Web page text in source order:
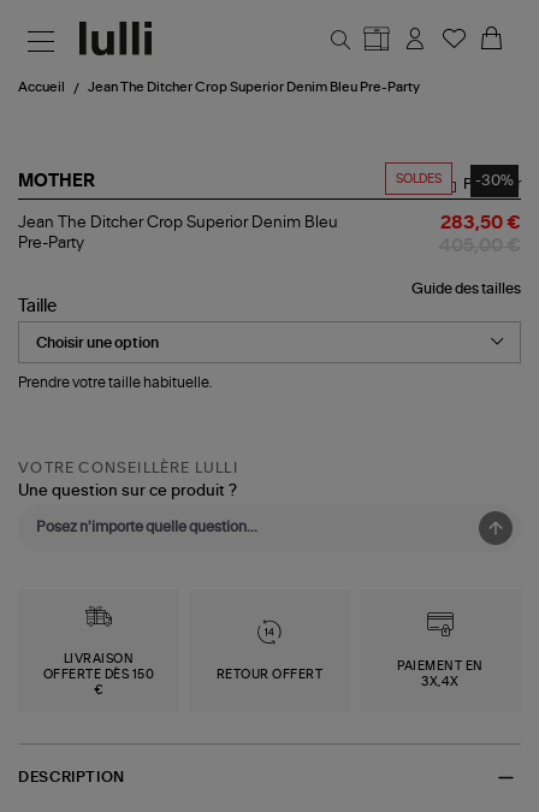
Accueil Jean The Ditcher Crop Superior Denim Bleu Pre-Party
SOLDES -30%
MOTHER
Jean
The
Ditcher
Superior
Denim
Bleu
Pre-
Partager
Jean The Ditcher Crop Superior Denim Bleu
Pre-Party
283,50 €
Guide des tailles
Taille
Prendre votre taille habituelle.
VOTRE CONSEILLÈRE LULLI
Une question sur ce produit ?
LIVRAISON
OFFERTE DÈS 150
€
RETOUR OFFERT
PAIEMENT EN
3X,4X
DESCRIPTION